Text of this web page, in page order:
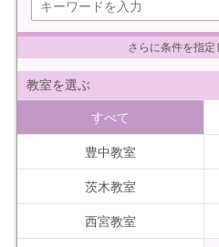
さらに条件を指定
教室を選ぶ
すべて
豊中教室
茨木教室
西宮教室